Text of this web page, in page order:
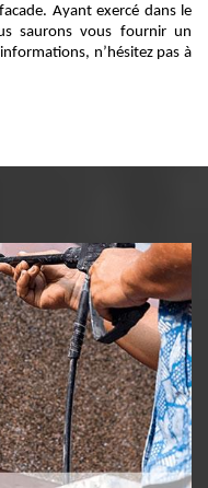
Ayant exercé dans le
saurons vous fournir un
n’hésitez pas à